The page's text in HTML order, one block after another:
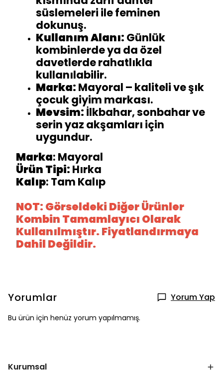
süslemeleri ile feminen
dokunuş.
Kullanım Alanı: Günlük
kombinlerde ya da özel
davetlerde rahatlıkla
kullanılabilir.
Marka: Mayoral – kaliteli ve şık
çocuk giyim markası.
Mevsim: İlkbahar, sonbahar ve
serin yaz akşamları için
uygundur.
Marka: Mayoral
Ürün Tipi: Hırka
Kalıp: Tam Kalıp
NOT: Görseldeki Diğer Ürünler
Kombin Tamamlayıcı Olarak
Kullanılmıştır. Fiyatlandırmaya
Dahil Değildir.
Yorumlar Yorum Yap
Bu ürün için henüz yorum yapılmamış.
Kurumsal